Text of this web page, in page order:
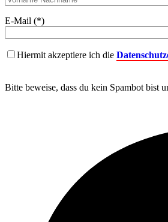
E-Mail (*)
Hiermit akzeptiere ich die
Bitte beweise, dass du kein Spambot bist